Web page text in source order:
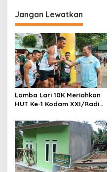
a
s
i
p
o
s
Jangan Lewatkan
Lomba Lari 10K Meriahkan
HUT Ke-1 Kodam XXI/Radin